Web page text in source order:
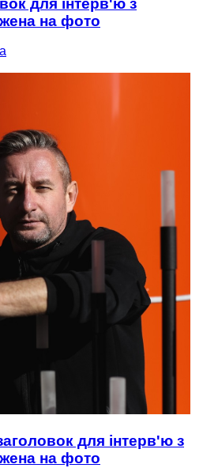
для інтерв'ю з
на фото
для інтерв'ю з
на фото